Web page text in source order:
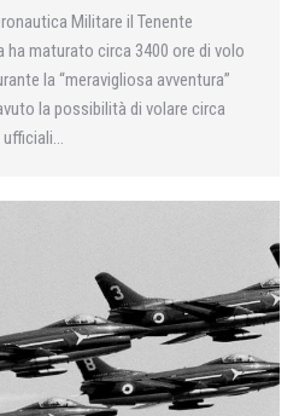
Militare il Tenente
ha maturato circa 3400 ore di volo
la “meravigliosa avventura”
la possibilità di volare circa
ufficiali…